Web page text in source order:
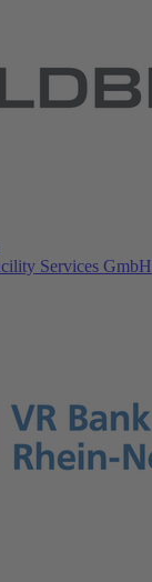
Services GmbH